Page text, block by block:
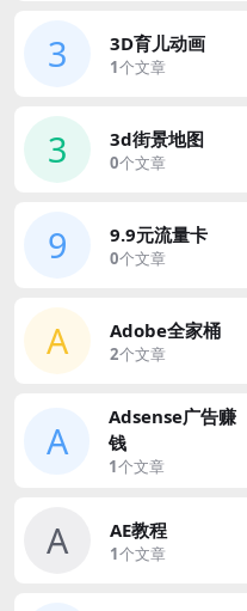
3 3D育儿动画
1个文章
3 3d街景地图
0个文章
9 9.9元流量卡
0个文章
A Adobe全家桶
2个文章
A
Adsense广告赚
钱
1个文章
A AE教程
1个文章